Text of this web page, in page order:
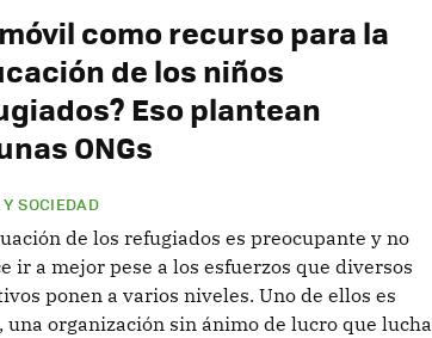
como recurso para la
de los niños
Eso plantean
ONGs
SOCIEDAD
de los refugiados es preocupante y no
ir a mejor pese a los esfuerzos que diversos
ponen a varios niveles. Uno de ellos es
una organización sin ánimo de lucro que lucha